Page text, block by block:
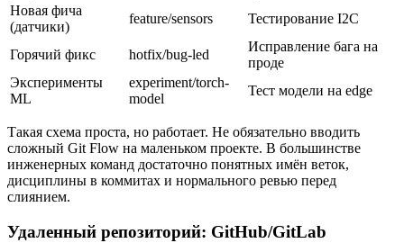
Новая фича
(датчики)
feature/sensors Тестирование I2C
Горячий фикс hotfix/bug-led
Исправление бага на
проде
Эксперименты
ML
experiment/torch-
model
Тест модели на edge
Такая схема проста, но работает. Не обязательно вводить
сложный Git Flow на маленьком проекте. В большинстве
инженерных команд достаточно понятных имён веток,
дисциплины в коммитах и нормального ревью перед
слиянием.
Удаленный репозиторий: GitHub/GitLab